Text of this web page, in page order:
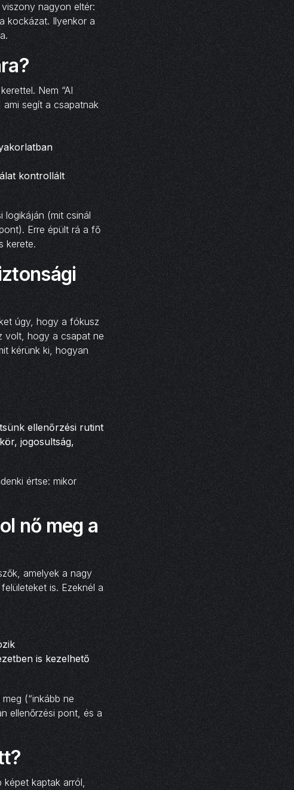
nagyon eltér:
kockázat. Ilyenkor a
Nem “AI
segít a csapatnak
kontrollált
logikáján (mit csinál
Erre épült rá a fő
kerete.
úgy, hogy a fókusz
volt, hogy a csapat ne
kérünk ki, hogyan
ellenőrzési rutint
jogosultság,
értse: mikor
nő meg a
amelyek a nagy
is. Ezeknél a
is kezelhető
(“inkább ne
ellenőrzési pont, és a
kaptak arról,